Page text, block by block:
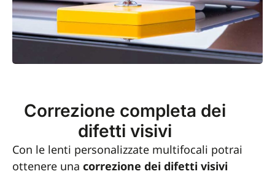
Correzione completa dei
difetti visivi
Con le lenti personalizzate multifocali potrai
ottenere una correzione dei difetti visivi